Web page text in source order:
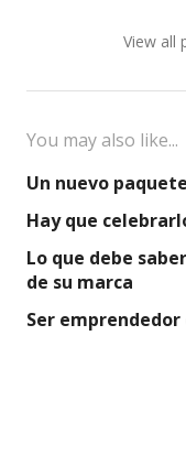
View all
You may also like...
Un nuevo
Hay que
Lo que debe
de su marca
Ser emprendedor